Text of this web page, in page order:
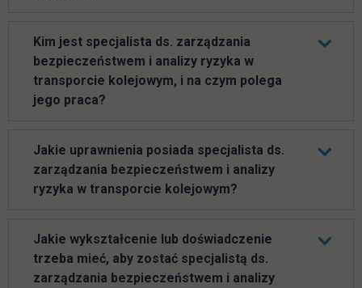
Kim jest specjalista ds. zarządzania
bezpieczeństwem i analizy ryzyka w
transporcie kolejowym, i na czym polega
jego praca?
Jakie uprawnienia posiada specjalista ds.
zarządzania bezpieczeństwem i analizy
ryzyka w transporcie kolejowym?
Jakie wykształcenie lub doświadczenie
trzeba mieć, aby zostać specjalistą ds.
zarządzania bezpieczeństwem i analizy